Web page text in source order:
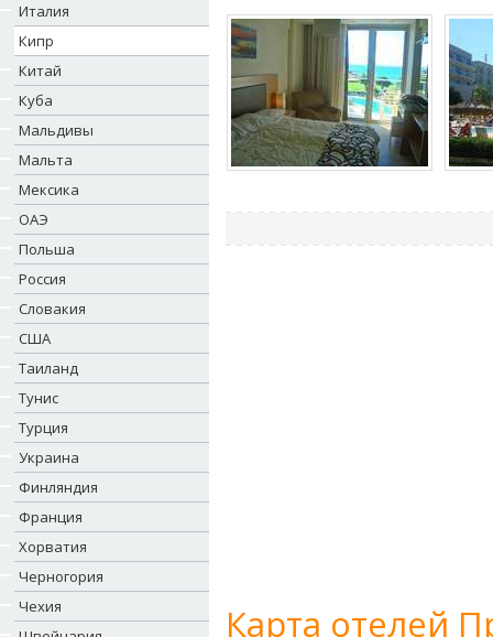
Италия
Кипр
Китай
Куба
Мальдивы
Мальта
Мексика
ОАЭ
Польша
Россия
Словакия
США
Таиланд
Тунис
Турция
Украина
Финляндия
Франция
Хорватия
Черногория
Чехия
Карта отелей